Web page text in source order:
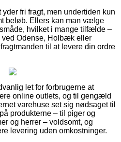
fri fragt, men undertiden kun
beløb. Ellers kan man vælge
hvilket i mange tilfælde –
ved Odense, Holbæk eller
til at levere din ordre
let for forbrugerne at
online outlets, og til gengæld
varehuse set sig nødsaget til
produkterne – til piger og
og herrer – voldsomt, og
levering uden omkostninger.